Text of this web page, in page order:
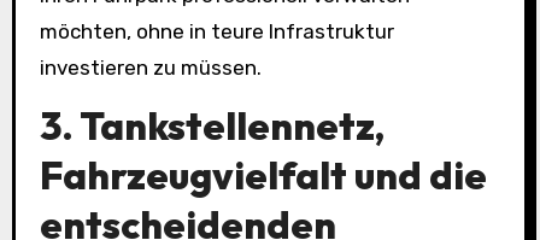
möchten, ohne in teure Infrastruktur
investieren zu müssen.
3. Tankstellennetz,
Fahrzeugvielfalt und die
entscheidenden